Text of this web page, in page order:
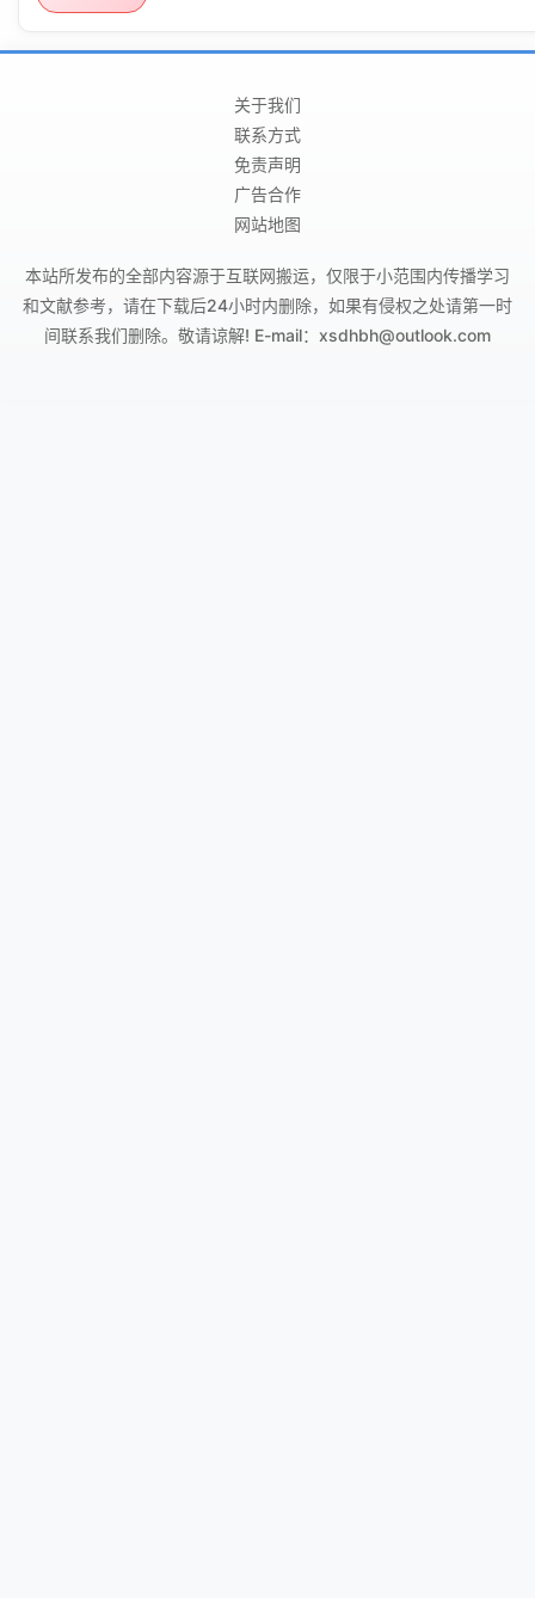
关于我们
联系方式
免责声明
广告合作
网站地图
本站所发布的全部内容源于互联网搬运，仅限于小范围内传播学习
和文献参考，请在下载后24小时内删除，如果有侵权之处请第一时
间联系我们删除。敬请谅解! E-mail：xsdhbh@outlook.com